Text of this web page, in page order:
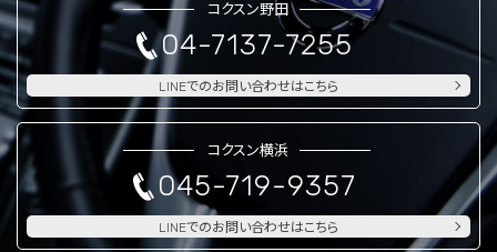
コクスン野田
04-7137-7255
LINEでのお問い合わせはこちら
コクスン横浜
045-719-9357
LINEでのお問い合わせはこちら